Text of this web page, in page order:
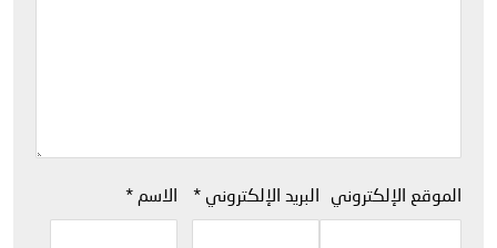
الاسم * البريد الإلكتروني* الموقع الإلكتروني